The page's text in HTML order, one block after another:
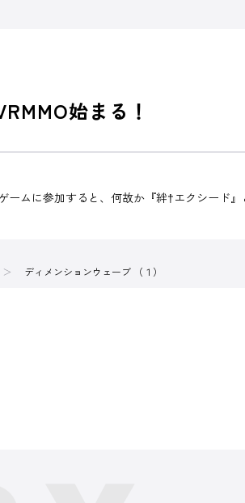
始まる！
ムに参加すると、何故か『絆†エクシード
ディメンションウェーブ （１）